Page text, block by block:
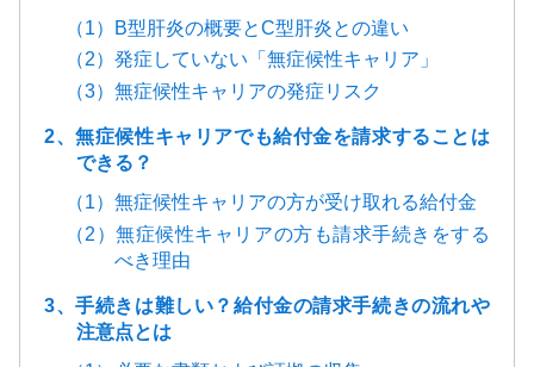
（1）B型肝炎の概要とC型肝炎との違い
（2）発症していない「無症候性キャリア」
（3）無症候性キャリアの発症リスク
2、無症候性キャリアでも給付金を請求することは
できる？
（1）無症候性キャリアの方が受け取れる給付金
（2）無症候性キャリアの方も請求手続きをする
べき理由
3、手続きは難しい？給付金の請求手続きの流れや
注意点とは